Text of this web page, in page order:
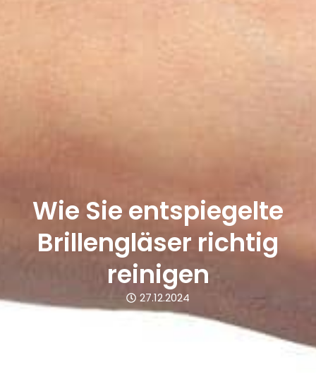
Wie Sie entspiegelte
Brillengläser richtig
reinigen
27.12.2024